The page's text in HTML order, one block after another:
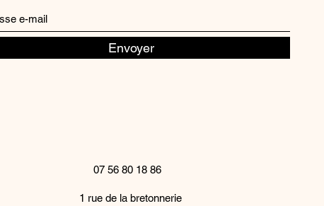
Envoyer
07 56 80 18 86
1 rue de la bretonnerie